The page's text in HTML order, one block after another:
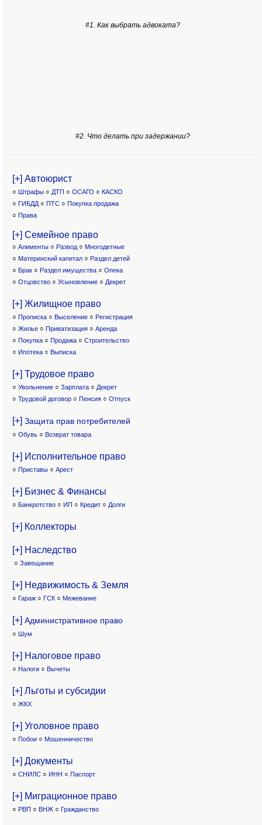
#1. Как выбрать адвоката?
#2. Что делать при задержании?
[+] Автоюрист
○ Штрафы ○ ДТП ○ ОСАГО ○ КАСКО
○ ГИБДД ○ ПТС ○ Покупка продажа
○ Права
[+] Семейное право
○ Алименты ○ Развод ○ Многодетные
○ Материнский капитал○ Раздел детей
○ Брак ○ Раздел имущества ○ Опека
○ Отцовство○ Усыновление ○ Декрет
[+] Жилищное право
○ Прописка ○ Выселение ○ Регистрация
○ Жилье ○ Приватизация ○ Аренда
○ Покупка ○ Продажа ○ Строительство
○ Ипотека ○ Выписка
[+] Трудовое право
○ Увольнение ○ Зарплата ○ Декрет
○ Трудовой договор ○ Пенсия ○ Отпуск
[+] Защита прав потребителей
○ Обувь ○ Возврат товара
[+] Исполнительное право
○ Приставы ○ Арест
[+] Бизнес & Финансы
○ Банкротство ○ ИП ○ Кредит ○ Долги
[+] Коллекторы
[+] Наследство
○ Завещание
[+] Недвижимость & Земля
○ Гараж ○ ГСК ○ Межевание
[+] Административное право
○ Шум
[+] Налоговое право
○ Налоги ○ Вычеты
[+] Льготы и субсидии
○ ЖКХ
[+] Уголовное право
○ Побои ○ Мошенничество
[+] Документы
○ СНИЛС ○ ИНН ○ Паспорт
[+] Миграционное право
○ РВП ○ ВНЖ ○ Гражданство